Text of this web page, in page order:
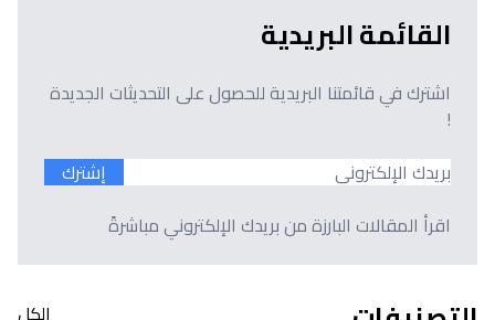
القائمة البريدية
اشترك في قائمتنا البريدية للحصول على التحديثات الجديدة
!
إشترك
اقرأ المقالات البارزة من بريدك الإلكتروني مباشرةً
الكل